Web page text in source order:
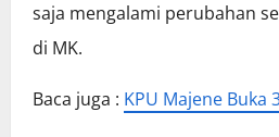
saja mengalami perubahan
di MK.
Baca juga : KPU Majene Buka